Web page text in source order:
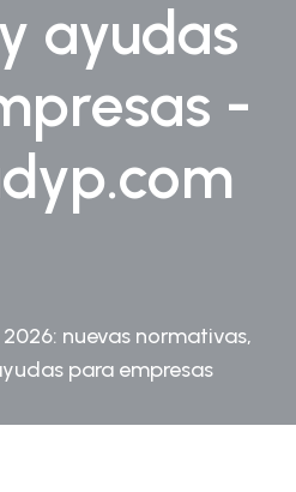
ayudas
-
nuevas normativas,
para empresas